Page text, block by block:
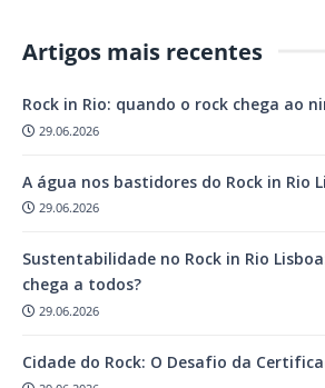
Artigos mais recentes
Rock in Rio: quando o rock chega ao
29.06.2026
A água nos bastidores do Rock in Rio
29.06.2026
Sustentabilidade no Rock in Rio
chega a todos?
29.06.2026
Cidade do Rock: O Desafio da